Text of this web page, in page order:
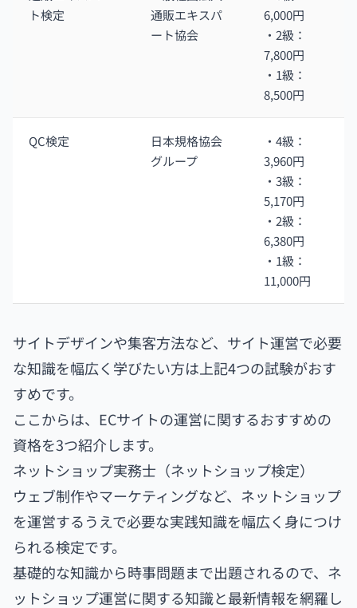
ト検定
通販エキスパ
ート協会
6,000円
・2級：
7,800円
・1級：
8,500円
QC検定
日本規格協会
グループ
・4級：
3,960円
・3級：
5,170円
・2級：
6,380円
・1級：
11,000円
サイトデザインや集客方法など、サイト運営で必要
な知識を幅広く学びたい方は上記4つの試験がおす
すめです。
ここからは、ECサイトの運営に関するおすすめの
資格を3つ紹介します。
ネットショップ実務士（ネットショップ検定）
ウェブ制作やマーケティングなど、ネットショップ
を運営するうえで必要な実践知識を幅広く身につけ
られる検定です。
基礎的な知識から時事問題まで出題されるので、ネ
ットショップ運営に関する知識と最新情報を網羅し